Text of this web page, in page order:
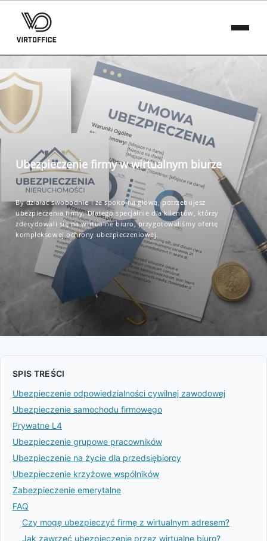
Ubezpieczenie firmy w wirtualnym biurze
By działać swobodnie i ze spokojną głową, potrzebujesz
ubezpieczenia firmy. Dlatego specjalnie dla klientów, którzy
zdecydowali się na wirtualne biuro, przygotowaliśmy ofertę
kompleksowej ochrony ubezpieczeniowej.
SPIS TREŚCI
Ubezpieczenie odpowiedzialności cywilnej zawodowej
Ubezpieczenie samochodu firmowego
Prywatne L4
Ubezpieczenie grupowe pracowników
Ubezpieczenie na życie dla przedsiębiorcy
Ubezpieczenie krzyżowe wspólników
Zabezpieczenie emerytalne
FAQ
Czy mogę ubezpieczyć firmę z wirtualnym adresem?
Jak zawrzeć ubezpieczenie przez wirtualne biuro?